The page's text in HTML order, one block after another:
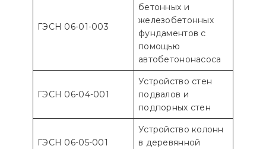
ГЭСН 06-01-003
бетонных и
железобетонных
фундаментов с
помощью
автобетононасоса
ГЭСН 06-04-001
Устройство стен
подвалов и
подпорных стен
ГЭСН 06-05-001
Устройство колонн
в деревянной